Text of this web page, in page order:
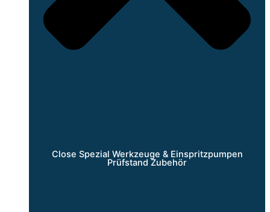
Close Spezial Werkzeuge & Einspritzpumpen
Prüfstand Zubehör